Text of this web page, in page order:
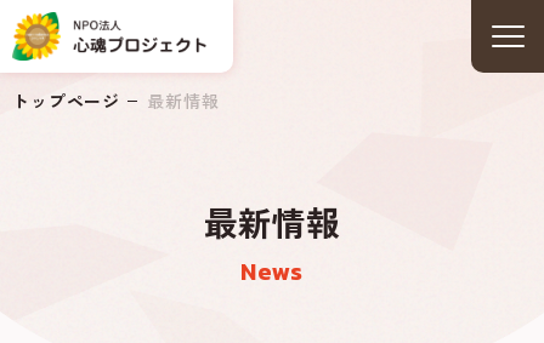
最新情報
News
トップページ 最新情報